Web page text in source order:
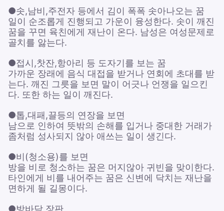
●솟,남비,주전자 등에서 김이 폭폭 솟아나오는 꿈
일이 순조롭게 진행되고 가운이 융성한다. 솟이 깨진
꿈을 꾸면 육친에게 재난이 온다. 남성은 여성문제로
골치를 앓는다.
●접시,찻잔,항아리 등 도자기를 보는 꿈
가까운 장래에 음식 대접을 받거나 연회에 초대를 받
는다. 깨진 그릇을 보면 말이 어긋나 언쟁을 일으킨
다. 또한 하는 일이 깨진다.
●톱,대패,끌등의 연장을 보면
남으로 인하여 뜻밖의 손해를 입거나 중대한 거래가
좀처럼 성사되지 않아 애쓰는 일이 생긴다.
●비(청소용)를 보면
방을 비로 청소하는 꿈은 머지않아 귀빈을 맞이한다.
타인에게 비를 내어주는 꿈은 신변에 닥치는 재난을
면하게 될 길몽이다.
●방바닥,장판